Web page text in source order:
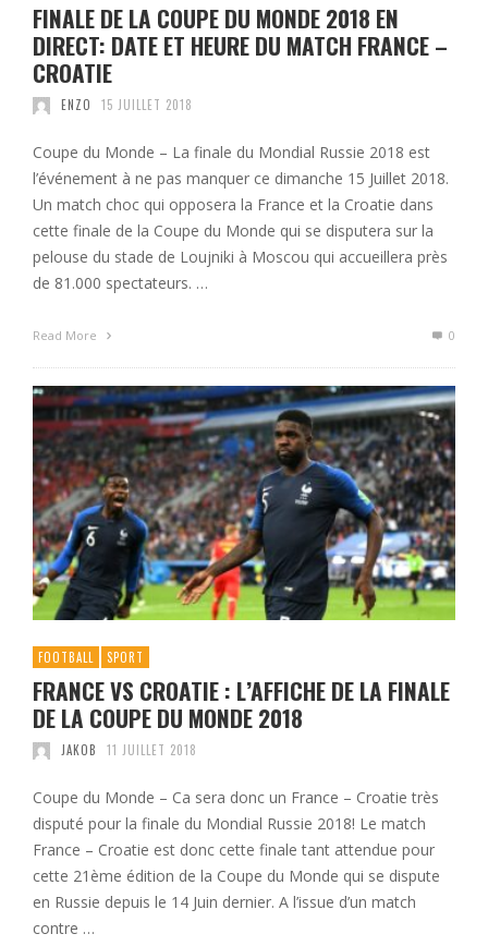
FINALE DE LA COUPE DU MONDE 2018 EN
DIRECT: DATE ET HEURE DU MATCH FRANCE –
CROATIE
ENZO 15 JUILLET 2018
Coupe du Monde – La finale du Mondial Russie 2018 est
l’événement à ne pas manquer ce dimanche 15 Juillet 2018.
Un match choc qui opposera la France et la Croatie dans
cette finale de la Coupe du Monde qui se disputera sur la
pelouse du stade de Loujniki à Moscou qui accueillera près
de 81.000 spectateurs. …
Read More 0
FOOTBALL SPORT
FRANCE VS CROATIE : L’AFFICHE DE LA FINALE
DE LA COUPE DU MONDE 2018
JAKOB 11 JUILLET 2018
Coupe du Monde – Ca sera donc un France – Croatie très
disputé pour la finale du Mondial Russie 2018! Le match
France – Croatie est donc cette finale tant attendue pour
cette 21ème édition de la Coupe du Monde qui se dispute
en Russie depuis le 14 Juin dernier. A l’issue d’un match
contre …